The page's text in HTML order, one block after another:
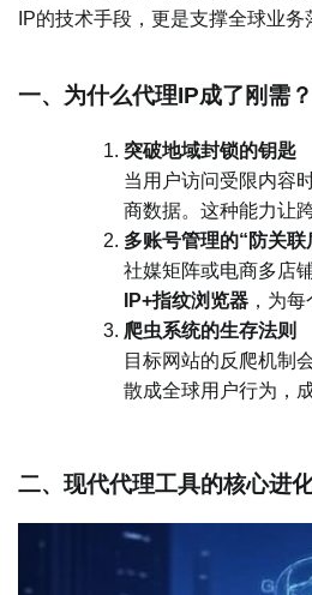
IP的技术手段，更是支撑全球业务
​一、为什么代理IP成了刚需？​
​突破地域封锁的钥匙​
当用户访问受限内容
商数据。这种能力让
多账号管理的“防关联
社媒矩阵或电商多店
IP+指纹浏览器​ ，为
​爬虫系统的生存法则​
目标网站的反爬机制
散成全球用户行为，
二、现代代理工具的核心进